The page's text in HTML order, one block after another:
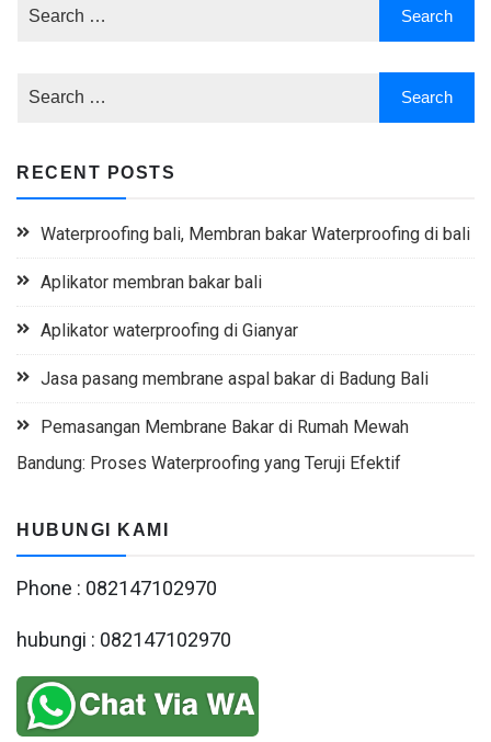
RECENT POSTS
Waterproofing bali, Membran bakar Waterproofing di bali
Aplikator membran bakar bali
Aplikator waterproofing di Gianyar
Jasa pasang membrane aspal bakar di Badung Bali
Pemasangan Membrane Bakar di Rumah Mewah
Bandung: Proses Waterproofing yang Teruji Efektif
HUBUNGI KAMI
Phone : 082147102970
hubungi : 082147102970